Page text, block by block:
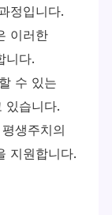
정입니다.
이러한
니다.
수 있는
있습니다.
생주치의
지원합니다.